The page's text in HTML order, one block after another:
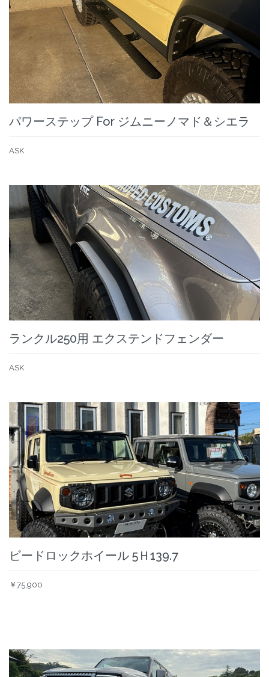
パワーステップ For ジムニーノマド＆シエラ
ASK
ランクル250用 エクステンドフェンダー
ASK
ビードロックホイール 5Ｈ139.7
￥75,900